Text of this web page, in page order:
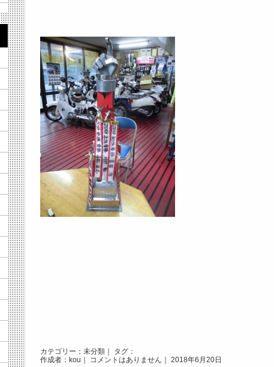
カテゴリー： 未分類 ｜ タグ：
作成者：kou｜ コメントはありません ｜ 2018年6月20日